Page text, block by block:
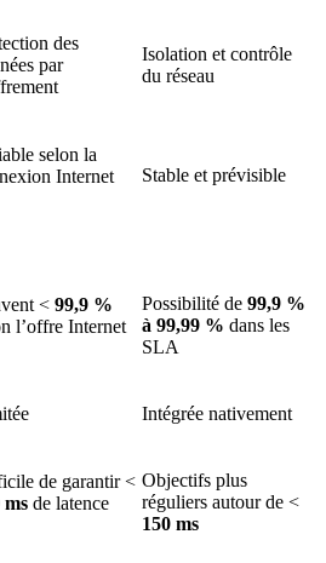
des
par
Isolation et contrôle
du réseau
selon la
Internet
Stable et prévisible
< 99,9 %
l’offre Internet
Possibilité de 99,9 %
à 99,99 % dans les
SLA
Intégrée nativement
de garantir <
ms de latence
Objectifs plus
réguliers autour de <
150 ms